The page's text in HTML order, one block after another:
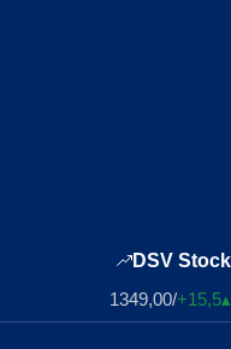
DSV Stock
1349,00/+15,5▴